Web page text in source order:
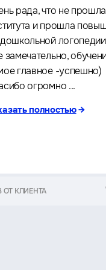
рада, что не
и прошла
замечательно,
главное -успешно)
огромно ...
полностью→
ОТ КЛИЕНТА